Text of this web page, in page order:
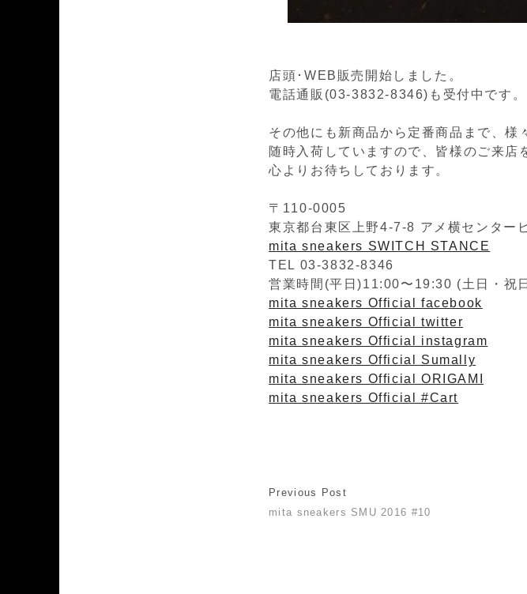
店頭･WEB販売開始しました。
電話通販(03-3832-8346)も受付中です。
その他にも新商品から定番商品まで、様
随時入荷していますので、皆様のご来店
心よりお待ちしております。
〒110-0005
東京都台東区上野4-7-8 アメ横センター
mita sneakers SWITCH STANCE
TEL 03-3832-8346
営業時間(平日)11:00〜19:30 (土日・祝
mita sneakers Official facebook
mita sneakers Official twitter
mita sneakers Official instagram
mita sneakers Official Sumally
mita sneakers Official ORIGAMI
mita sneakers Official #Cart
Previous Post
mita sneakers SMU 2016 #10